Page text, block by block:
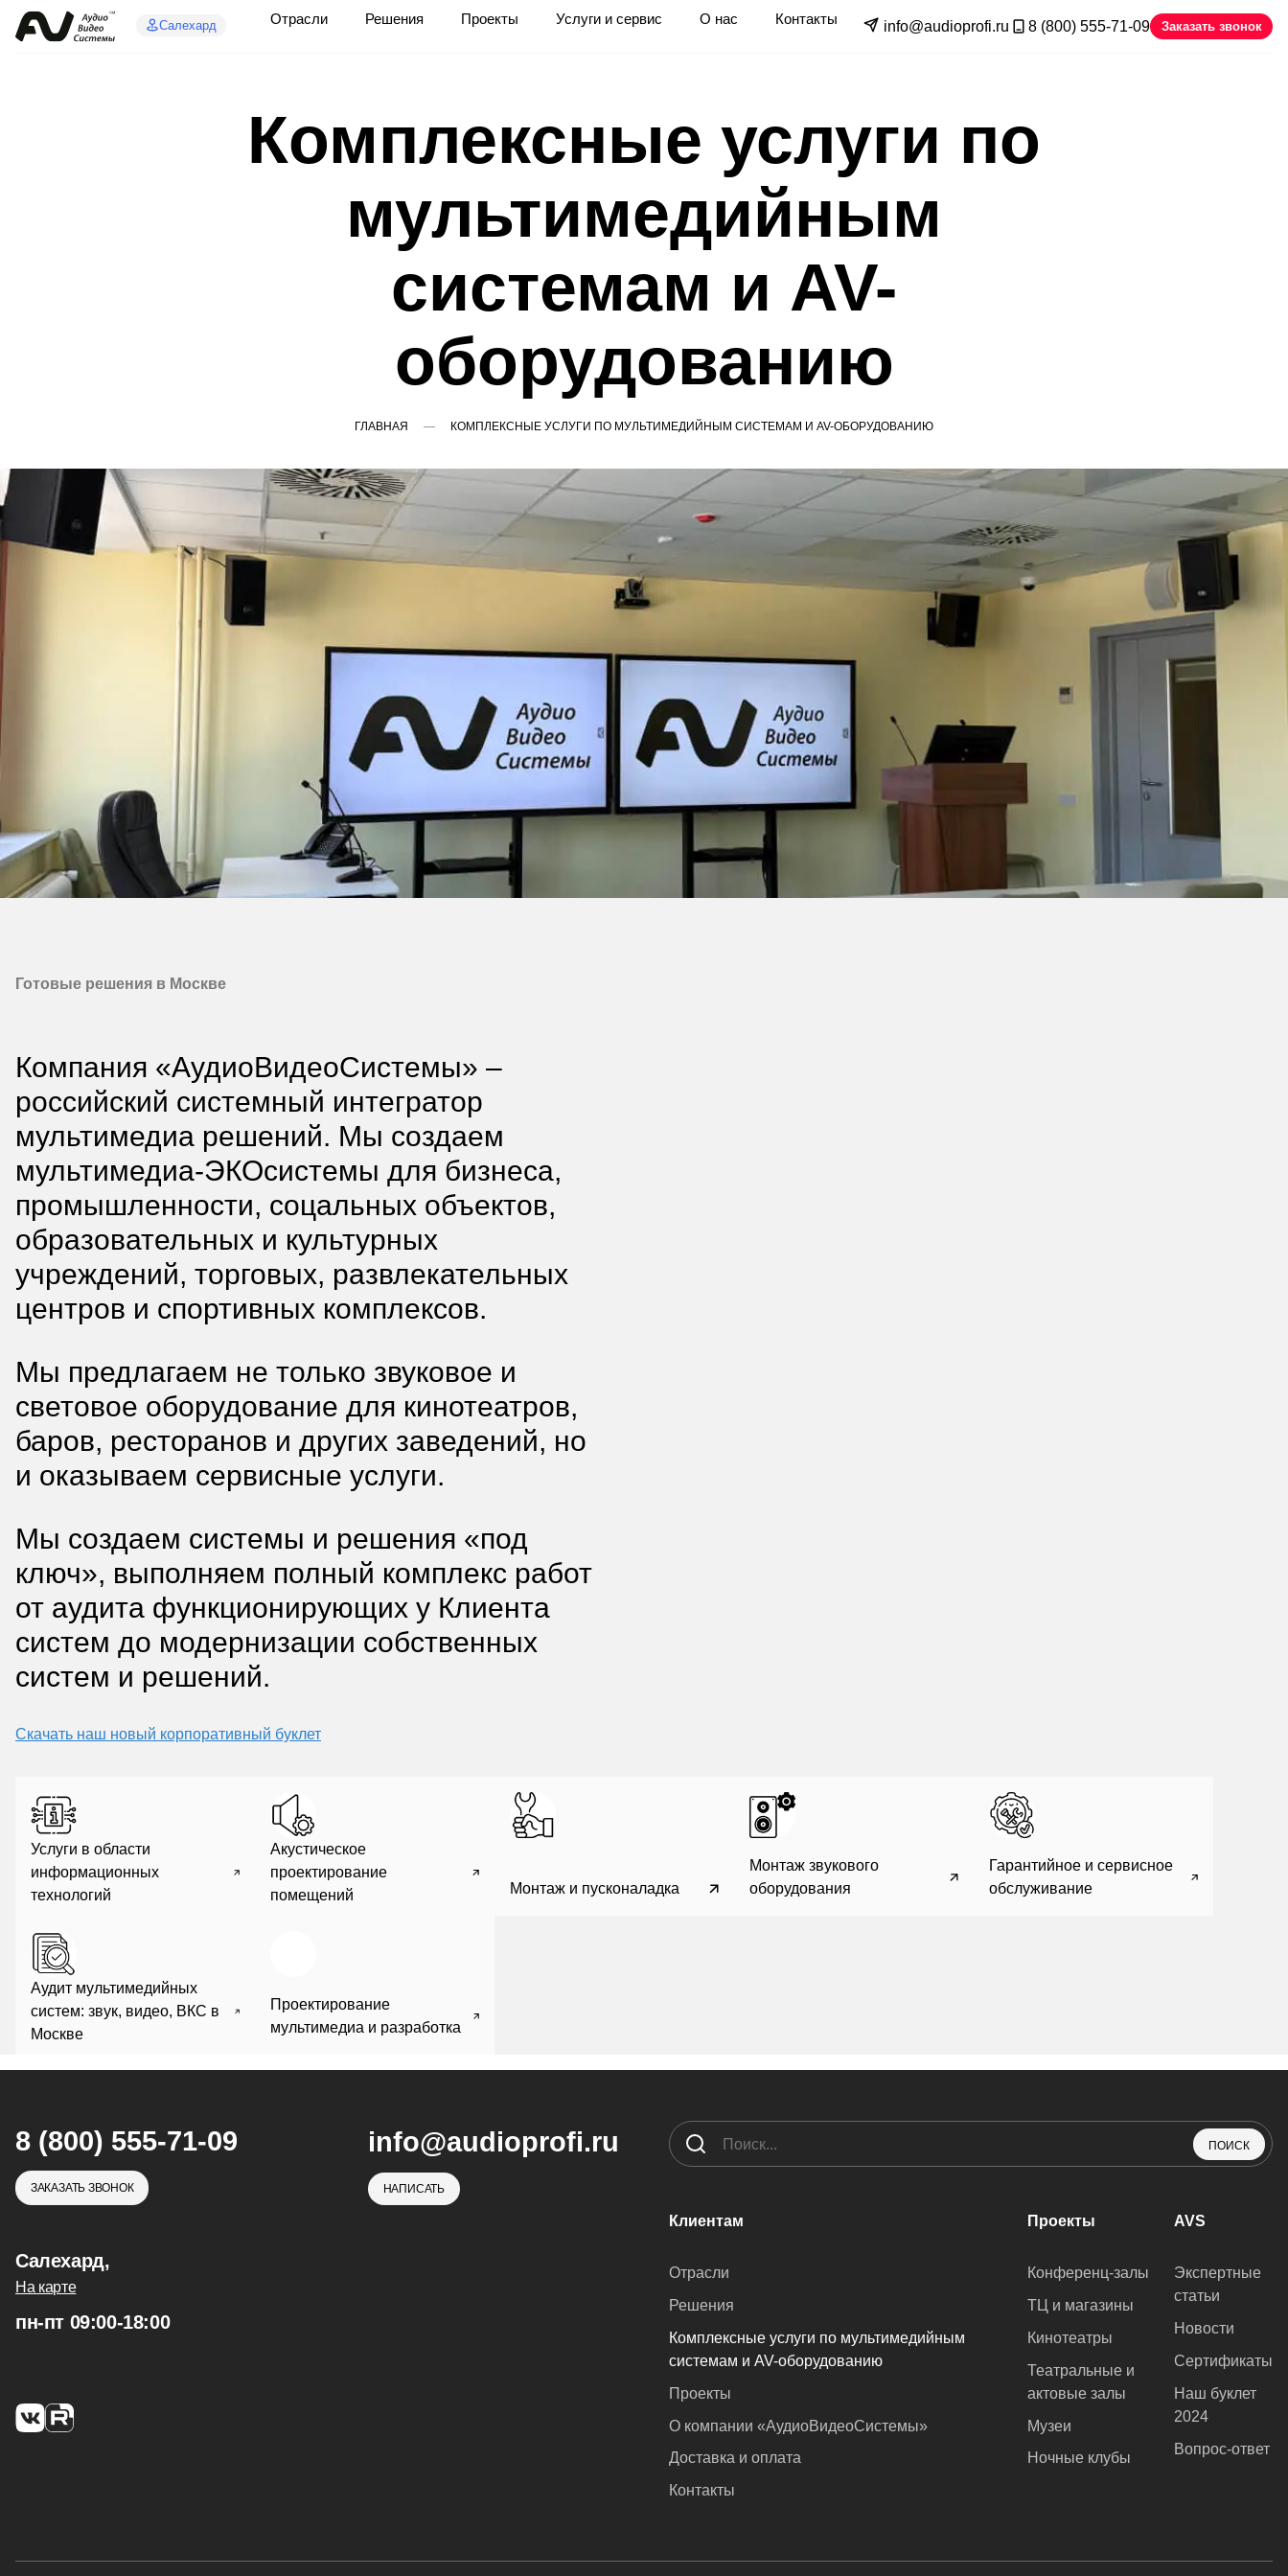
Салехард Отрасли Решения Проекты Услуги и сервис О нас Контакты info@audioprofi.ru 8 (800) 555-71-09 Заказать звонок
Комплексные услуги по
мультимедийным
системам и AV-
оборудованию
ГЛАВНАЯ КОМПЛЕКСНЫЕ УСЛУГИ ПО МУЛЬТИМЕДИЙНЫМ СИСТЕМАМ И AV-ОБОРУДОВАНИЮ
Готовые решения в Москве
Компания «АудиоВидеоСистемы» –
российский системный интегратор
мультимедиа решений. Мы создаем
мультимедиа-ЭКОсистемы для бизнеса,
промышленности, соцальных объектов,
образовательных и культурных
учреждений, торговых, развлекательных
центров и спортивных комплексов.
Мы предлагаем не только звуковое и
световое оборудование для кинотеатров,
баров, ресторанов и других заведений, но
и оказываем сервисные услуги.
Мы создаем системы и решения «под
ключ», выполняем полный комплекс работ
от аудита функционирующих у Клиента
систем до модернизации собственных
систем и решений.
Скачать наш новый корпоративный буклет
Услуги в области
информационных
технологий
Акустическое
проектирование
помещений
Монтаж и пусконаладка
Монтаж звукового
оборудования
Гарантийное и сервисное
обслуживание
Аудит мультимедийных
систем: звук, видео, ВКС в
Москве
Проектирование
мультимедиа и разработка
8 (800) 555-71-09
ЗАКАЗАТЬ ЗВОНОК
info@audioprofi.ru
НАПИСАТЬ
Салехард,
На карте
пн-пт 09:00-18:00
ПОИСК
Клиентам
Отрасли
Решения
Комплексные услуги по мультимедийным
системам и AV-оборудованию
Проекты
О компании «АудиоВидеоСистемы»
Доставка и оплата
Контакты
Проекты
Конференц-залы
ТЦ и магазины
Кинотеатры
Театральные и
актовые залы
Музеи
Ночные клубы
AVS
Экспертные
статьи
Новости
Сертификаты
Наш буклет
2024
Вопрос-ответ